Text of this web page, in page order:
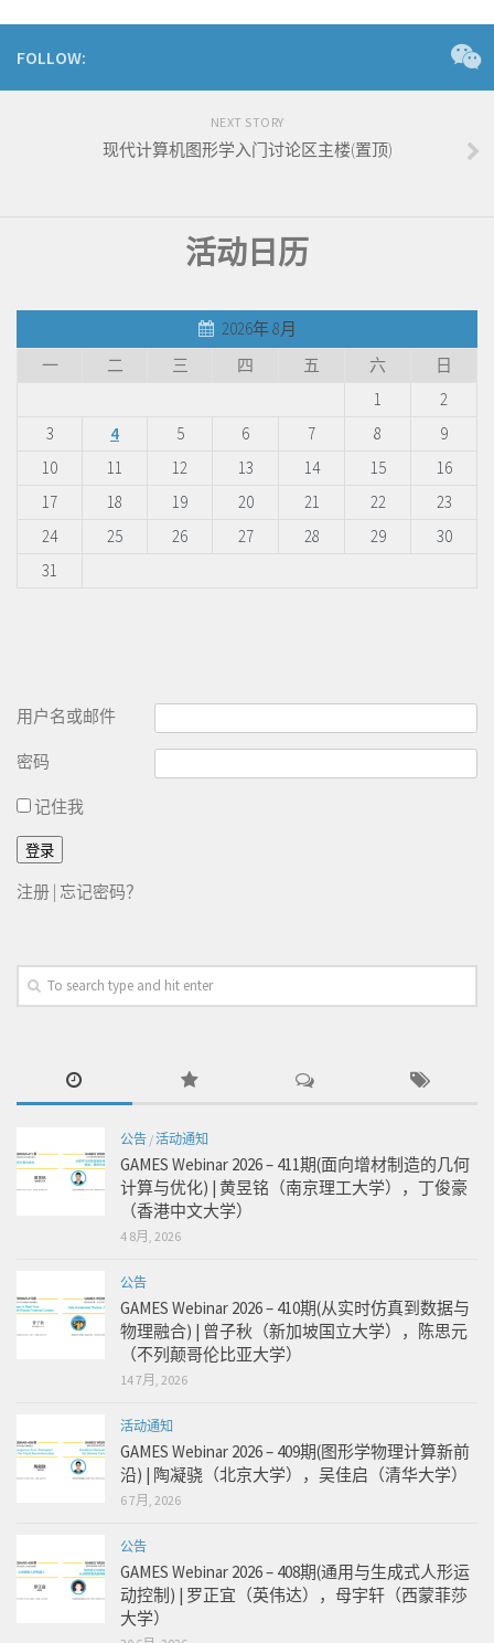
FOLLOW:
NEXT STORY
现代计算机图形学入门讨论区主楼(置顶)
活动日历
2026年 8月
一
二 三 四 五 六
日
1
2
3
4 5 6 7 8
9
10
11 12 13 14 15
16
17
18 19 20 21 22
23
24
25 26 27 28 29
30
31
用户名或邮件
密码
记住我
注册 | 忘记密码？
公告 /活动通知
GAMES Webinar 2026 – 411期(面向增材制造的几何
计算与优化) | 黄昱铭（南京理工大学），丁俊豪
（香港中文大学）
4 8月, 2026
公告
GAMES Webinar 2026 – 410期(从实时仿真到数据与
物理融合) | 曾子秋（新加坡国立大学），陈思元
（不列颠哥伦比亚大学）
14 7月, 2026
活动通知
GAMES Webinar 2026 – 409期(图形学物理计算新前
沿) | 陶凝骁（北京大学），吴佳启（清华大学）
6 7月, 2026
公告
GAMES Webinar 2026 – 408期(通用与生成式人形运
动控制) | 罗正宜（英伟达），母宇轩（西蒙菲莎
大学）